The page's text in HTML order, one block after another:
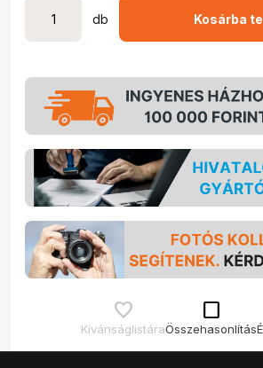
db Kosárba
Kívánságlistára
check_box_outline_blank
Összehasonlítás